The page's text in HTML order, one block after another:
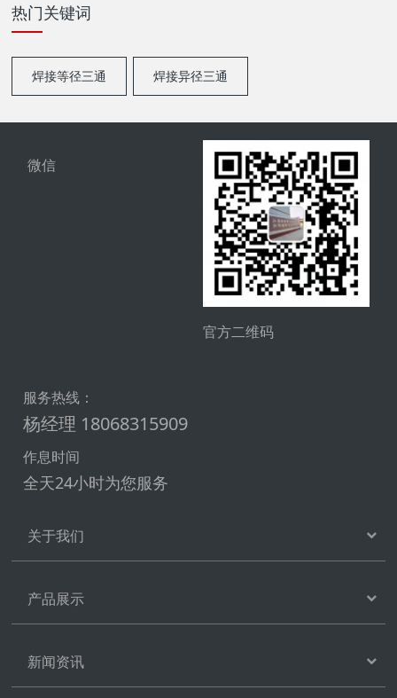
热门关键词
焊接等径三通 焊接异径三通
微信
官方二维码
服务热线：
杨经理 18068315909
作息时间
全天24小时为您服务
关于我们
产品展示
新闻资讯